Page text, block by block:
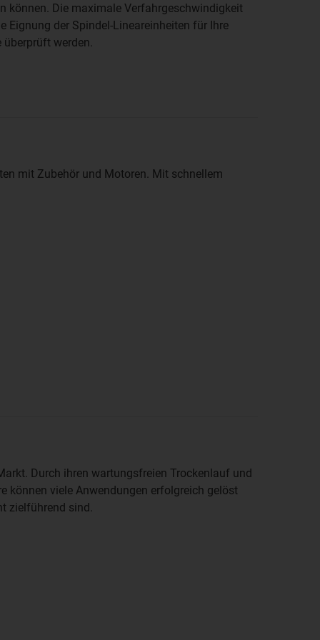
können. Die maximale Verfahrgeschwindigkeit
Eignung der Spindel-Lineareinheiten für Ihre
werden.
mit Zubehör und Motoren. Mit schnellem
Durch ihren wartungsfreien Trockenlauf und
können viele Anwendungen erfolgreich gelöst
zielführend sind.